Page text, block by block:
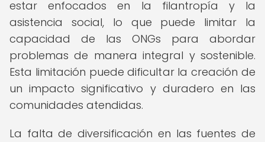
estar enfocados en la filantropía y la
asistencia social, lo que puede limitar la
capacidad de las ONGs para abordar
problemas de manera integral y sostenible.
Esta limitación puede dificultar la creación de
un impacto significativo y duradero en las
comunidades atendidas.
La falta de diversificación en las fuentes de